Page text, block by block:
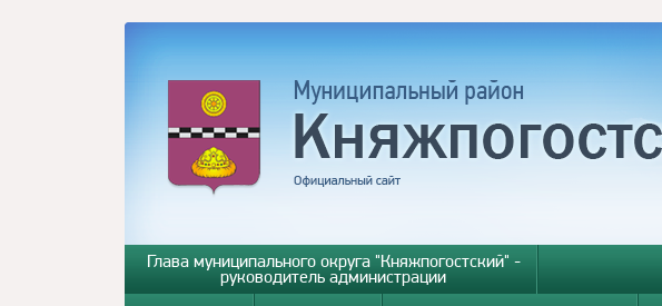
Глава муниципального округа "Княжпогостский" -
руководитель администрации